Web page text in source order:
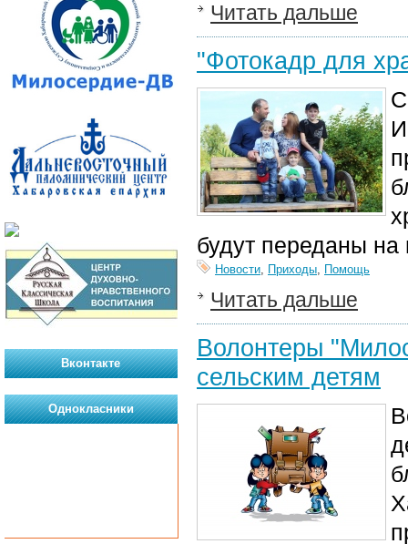
Читать дальше
"Фотокадр для
будут переданы на
Новости, Приходы, Помощь
Читать дальше
Волонтеры
сельским детям
Вконтакте
Однокласники